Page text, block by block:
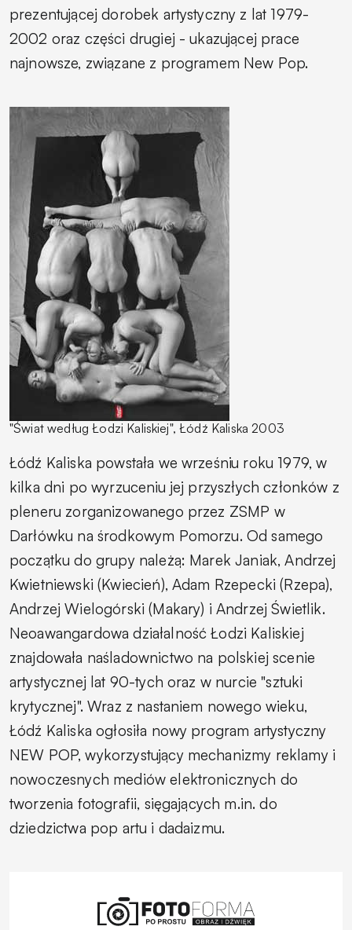
prezentującej dorobek artystyczny z lat 1979-
2002 oraz części drugiej - ukazującej prace
najnowsze, związane z programem New Pop.
"Świat według Łodzi Kaliskiej", Łódź Kaliska 2003
Łódź Kaliska powstała we wrześniu roku 1979, w
kilka dni po wyrzuceniu jej przyszłych członków z
pleneru zorganizowanego przez ZSMP w
Darłówku na środkowym Pomorzu. Od samego
początku do grupy należą: Marek Janiak, Andrzej
Kwietniewski (Kwiecień), Adam Rzepecki (Rzepa),
Andrzej Wielogórski (Makary) i Andrzej Świetlik.
Neoawangardowa działalność Łodzi Kaliskiej
znajdowała naśladownictwo na polskiej scenie
artystycznej lat 90-tych oraz w nurcie "sztuki
krytycznej". Wraz z nastaniem nowego wieku,
Łódź Kaliska ogłosiła nowy program artystyczny
NEW POP, wykorzystujący mechanizmy reklamy i
nowoczesnych mediów elektronicznych do
tworzenia fotografii, sięgających m.in. do
dziedzictwa pop artu i dadaizmu.